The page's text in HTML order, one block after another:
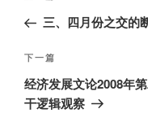
导
航
一
文
章
三、四月份之交的
下
一
篇
下一篇
经济发展文论2008年
干逻辑观察